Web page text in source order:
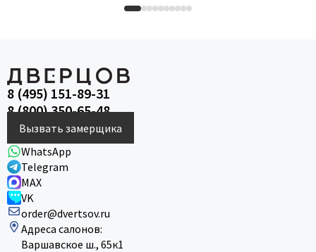
8 (495) 151-89-31
8 (800) 350-65-48
Вызвать замерщика
WhatsApp
Telegram
MAX
VK
order@dvertsov.ru
Адреса салонов:
Варшавское ш., 65к1